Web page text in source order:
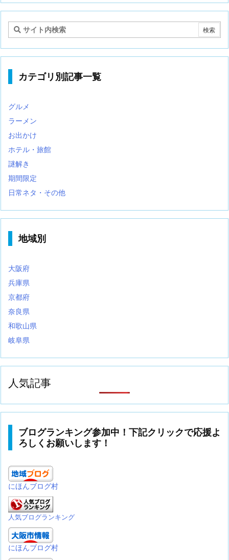
テ
リ
カテゴリ別記事一覧
グルメ
ラーメン
お出かけ
ホテル・旅館
謎解き
期間限定
日常ネタ・その他
地域別
大阪府
兵庫県
京都府
奈良県
和歌山県
岐阜県
人気記事
ブログランキング参加中！下記クリックで応援よ
ろしくお願いします！
にほんブログ村
人気ブログランキング
にほんブログ村